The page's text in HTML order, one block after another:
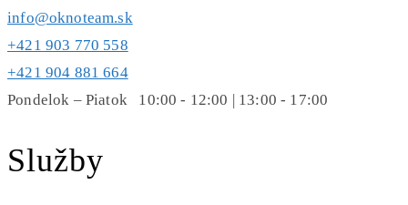
info@oknoteam.sk
+421 903 770 558
+421 904 881 664
Pondelok – Piatok 10:00 - 12:00 | 13:00 - 17:00
Služby